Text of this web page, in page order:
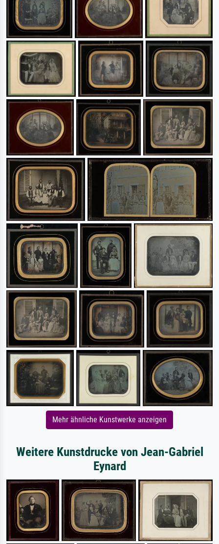
Mehr ähnliche Kunstwerke anzeigen
Weitere Kunstdrucke von Jean-Gabriel
Eynard